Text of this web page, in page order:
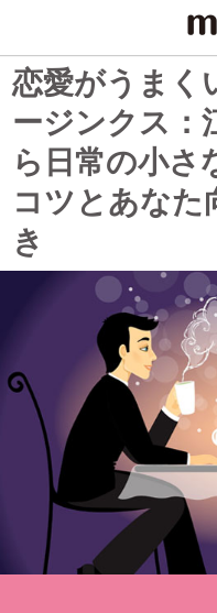
恋愛がうまく
ージンクス：
ら日常の小さ
コツとあなた
き